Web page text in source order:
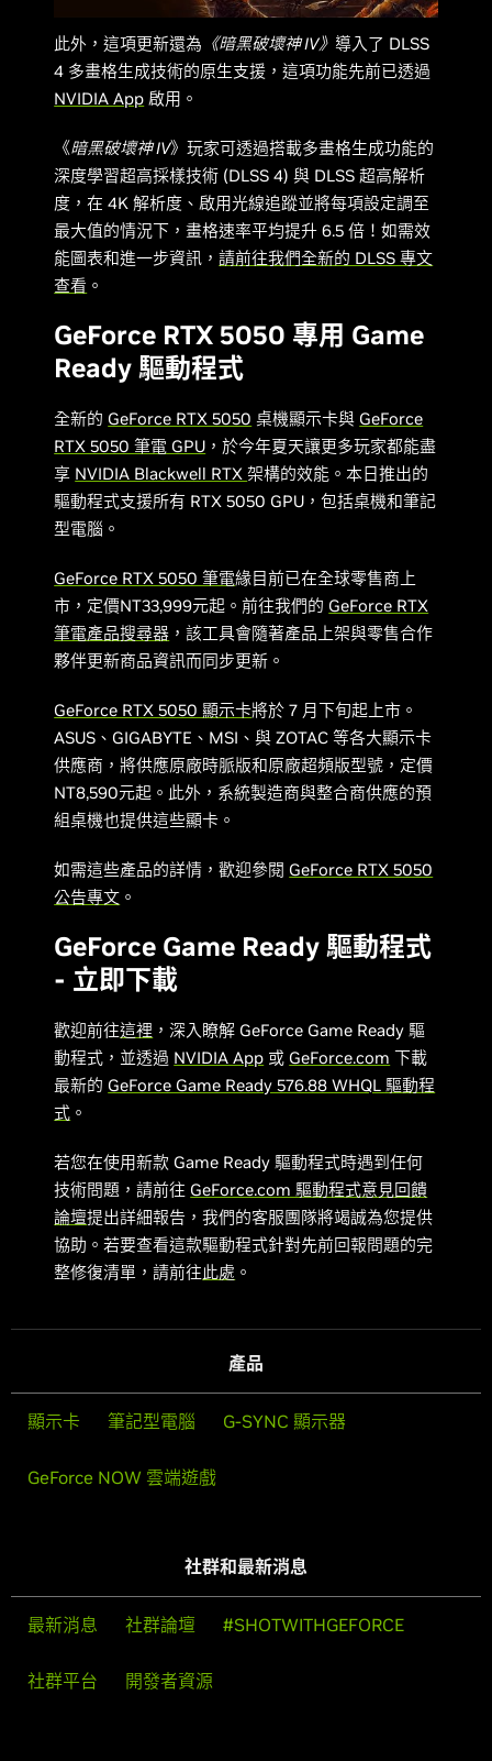
此外，這項更新還為 《暗黑破壞神 IV》導入了 DLSS
4 多畫格生成技術的原生支援，這項功能先前已透過
NVIDIA App 啟用。
《暗黑破壞神 IV》玩家可透過搭載多畫格生成功能的
深度學習超高採樣技術 (DLSS 4) 與 DLSS 超高解析
度，在 4K 解析度、啟用光線追蹤並將每項設定調至
最大值的情況下，畫格速率平均提升 6.5 倍！如需效
能圖表和進一步資訊，請前往我們全新的 DLSS 專文
查看 。
GeForce RTX 5050 專用 Game
Ready 驅動程式
全新的 GeForce RTX 5050 桌機顯示卡與 GeForce
RTX 5050 筆電 GPU ，於今年夏天讓更多玩家都能盡
享 NVIDIA Blackwell RTX架構的效能。本日推出的
驅動程式支援所有 RTX 5050 GPU，包括桌機和筆記
型電腦。
GeForce RTX 5050 筆電緣目前已在全球零售商上
市，定價NT33,999元起。前往我們的 GeForce RTX
筆電產品搜尋器 ，該工具會隨著產品上架與零售合作
夥伴更新商品資訊而同步更新。
GeForce RTX 5050 顯示卡將於 7 月下旬起上市。
ASUS、GIGABYTE、MSI、與 ZOTAC 等各大顯示卡
供應商，將供應原廠時脈版和原廠超頻版型號，定價
NT8,590元起。此外，系統製造商與整合商供應的預
組桌機也提供這些顯卡。
如需這些產品的詳情，歡迎參閱 GeForce RTX 5050
公告專文 。
GeForce Game Ready 驅動程式
- 立即下載
歡迎前往這裡 ，深入瞭解 GeForce Game Ready 驅
動程式，並透過 NVIDIA App 或 GeForce.com 下載
最新的 GeForce Game Ready 576.88 WHQL 驅動程
式 。
若您在使用新款 Game Ready 驅動程式時遇到任何
技術問題，請前往 GeForce.com 驅動程式意見回饋
論壇提出詳細報告，我們的客服團隊將竭誠為您提供
協助。若要查看這款驅動程式針對先前回報問題的完
整修復清單，請前往此處 。
產品
顯示卡 筆記型電腦 G-SYNC 顯示器
GeForce NOW 雲端遊戲
社群和最新消息
最新消息 社群論壇 #SHOTWITHGEFORCE
社群平台 開發者資源